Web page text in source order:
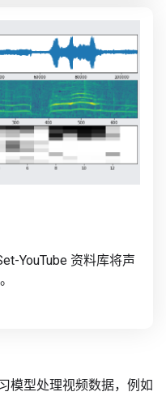
YouTube 资料库将声
模型处理视频数据，例如